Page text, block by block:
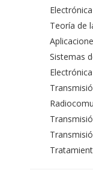
Teoría de
Sistemas